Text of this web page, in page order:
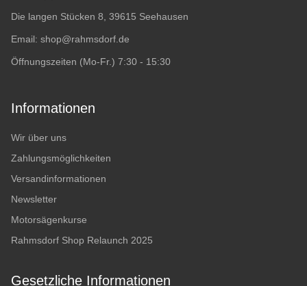
Die langen Stücken 8, 39615 Seehausen
Email: shop@rahmsdorf.de
Öffnungszeiten (Mo-Fr.) 7:30 - 15:30
Informationen
Wir über uns
Zahlungsmöglichkeiten
Versandinformationen
Newsletter
Motorsägenkurse
Rahmsdorf Shop Relaunch 2025
Gesetzliche Informationen